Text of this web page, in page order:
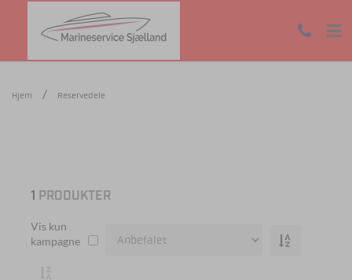
Hjem Reservedele
1 PRODUKTER
Vis kun
kampagne